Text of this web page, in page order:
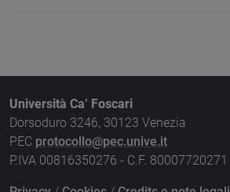
Università Ca’ Foscari
Dorsoduro 3246, 30123 Venezia
PEC protocollo@pec.unive.it
P.IVA 00816350276 - C.F. 80007720271